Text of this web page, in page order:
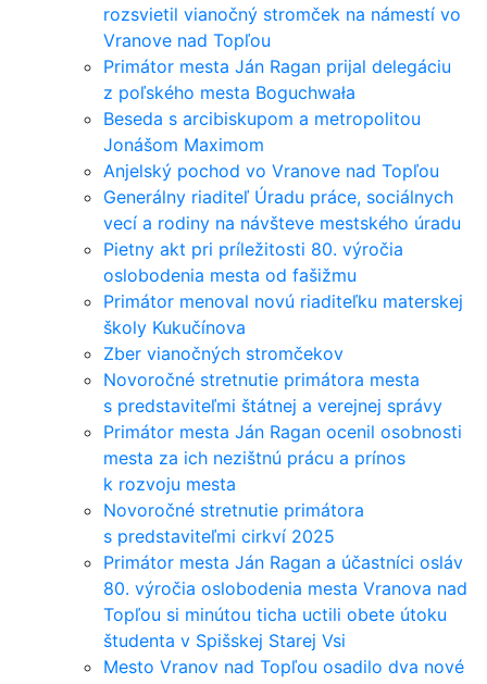
rozsvietil vianočný stromček na námestí vo
Vranove nad Topľou
Primátor mesta Ján Ragan prijal delegáciu
z poľského mesta Boguchwała
Beseda s arcibiskupom a metropolitou
Jonášom Maximom
Anjelský pochod vo Vranove nad Topľou
Generálny riaditeľ Úradu práce, sociálnych
vecí a rodiny na návšteve mestského úradu
Pietny akt pri príležitosti 80. výročia
oslobodenia mesta od fašižmu
Primátor menoval novú riaditeľku materskej
školy Kukučínova
Zber vianočných stromčekov
Novoročné stretnutie primátora mesta
s predstaviteľmi štátnej a verejnej správy
Primátor mesta Ján Ragan ocenil osobnosti
mesta za ich nezištnú prácu a prínos
k rozvoju mesta
Novoročné stretnutie primátora
s predstaviteľmi cirkví 2025
Primátor mesta Ján Ragan a účastníci osláv
80. výročia oslobodenia mesta Vranova nad
Topľou si minútou ticha uctili obete útoku
študenta v Spišskej Starej Vsi
Mesto Vranov nad Topľou osadilo dva nové